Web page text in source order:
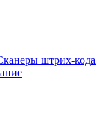
штрих-кода